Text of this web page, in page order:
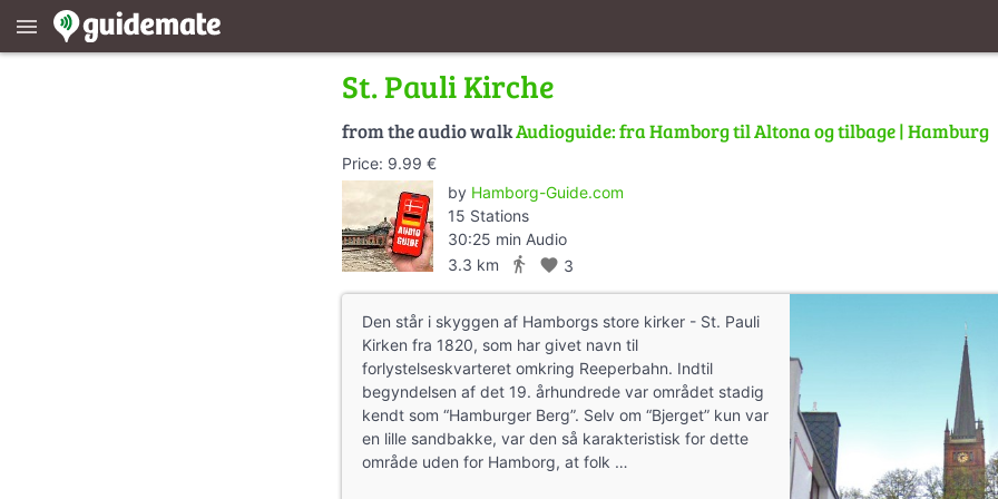
menu
St. Pauli Kirche
from the audio walkAudioguide: fra Hamborg til Altona og tilbage | Hamburg
Price: 9.99 €
by Hamborg-Guide.com
15 Stations
30:25 min Audio
3.3 km
directions_walk favorite 3
Den står i skyggen af Hamborgs store kirker - St. Pauli
Kirken fra 1820, som har givet navn til
forlystelseskvarteret omkring Reeperbahn. Indtil
begyndelsen af det 19. århundrede var området stadig
kendt som “Hamburger Berg”. Selv om “Bjerget” kun var
en lille sandbakke, var den så karakteristisk for dette
område uden for Hamborg, at folk …